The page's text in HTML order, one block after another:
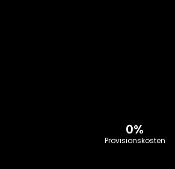
0%
Provisionskosten